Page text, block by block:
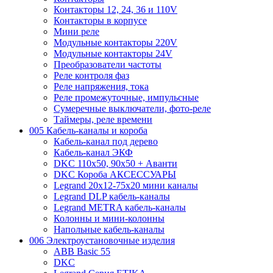
Контакторы 12, 24, 36 и 110V
Контакторы в корпусе
Мини реле
Модульные контакторы 220V
Модульные контакторы 24V
Преобразователи частоты
Реле контроля фаз
Реле напряжения, тока
Реле промежуточные, импульсные
Сумеречные выключатели, фото-реле
Таймеры, реле времени
005 Кабель-каналы и короба
Кабель-канал под дерево
Кабель-канал ЭКФ
DKC 110х50, 90х50 + Аванти
DKC Короба АКСЕССУАРЫ
Legrand 20х12-75х20 мини каналы
Legrand DLP кабель-каналы
Legrand METRA кабель-каналы
Колонны и мини-колонны
Напольные кабель-каналы
006 Электроустановочные изделия
ABB Basic 55
DKC